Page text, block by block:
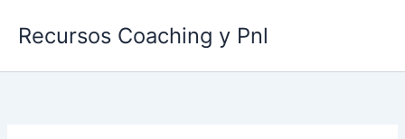
Recursos Coaching y Pnl